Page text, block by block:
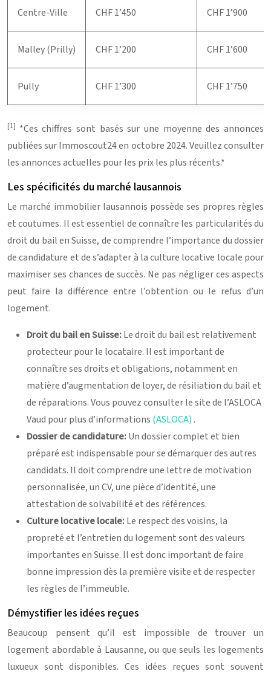
Centre-Ville CHF 1’450 CHF 1’900
Malley (Prilly) CHF 1’200 CHF 1’600
Pully CHF 1’300 CHF 1’750
[1] *Ces chiffres sont basés sur une moyenne des annonces
publiées sur Immoscout24 en octobre 2024. Veuillez consulter
les annonces actuelles pour les prix les plus récents.*
Les spécificités du marché lausannois
Le marché immobilier lausannois possède ses propres règles
et coutumes. Il est essentiel de connaître les particularités du
droit du bail en Suisse, de comprendre l’importance du dossier
de candidature et de s’adapter à la culture locative locale pour
maximiser ses chances de succès. Ne pas négliger ces aspects
peut faire la différence entre l’obtention ou le refus d’un
logement.
Droit du bail en Suisse:Le droit du bail est relativement
protecteur pour le locataire. Il est important de
connaître ses droits et obligations, notamment en
matière d’augmentation de loyer, de résiliation du bail et
de réparations. Vous pouvez consulter le site de l’ASLOCA
Vaud pour plus d’informations (ASLOCA) .
Dossier de candidature:Un dossier complet et bien
préparé est indispensable pour se démarquer des autres
candidats. Il doit comprendre une lettre de motivation
personnalisée, un CV, une pièce d’identité, une
attestation de solvabilité et des références.
Culture locative locale:Le respect des voisins, la
propreté et l’entretien du logement sont des valeurs
importantes en Suisse. Il est donc important de faire
bonne impression dès la première visite et de respecter
les règles de l’immeuble.
Démystifier les idées reçues
Beaucoup pensent qu’il est impossible de trouver un
logement abordable à Lausanne, ou que seuls les logements
luxueux sont disponibles. Ces idées reçues sont souvent